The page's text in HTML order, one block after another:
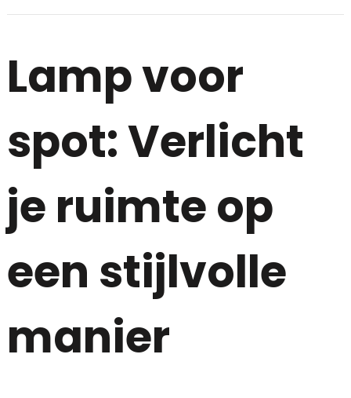
Lamp voor
spot: Verlicht
je ruimte op
een stijlvolle
manier